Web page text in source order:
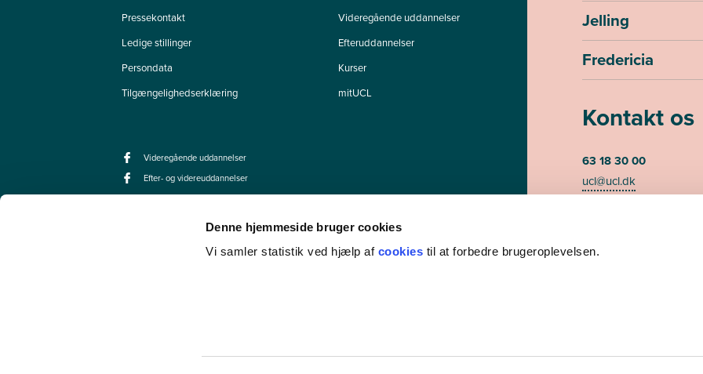
Denne hjemmeside bruger cookies
Vi samler statistik ved hjælp af cookies til at forbedre brugeroplevelsen.
Pressekontakt
Ledige stillinger
Persondata
Tilgængelighedserklæring
Videregående uddannelser
Efteruddannelser
Kurser
mitUCL
Videregående uddannelser
Efter- og videreuddannelser
Jelling
Fredericia
Kontakt os
63 18 30 00
ucl@ucl.dk
CVR-nummer